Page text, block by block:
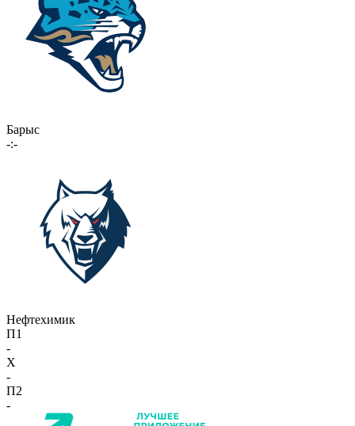
Барыс
-:-
Нефтехимик
П1
-
X
-
П2
-